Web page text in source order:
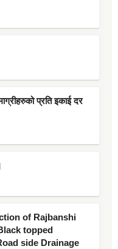
प्रति इकाई दर
of Rajbanshi
topped
side Drainage